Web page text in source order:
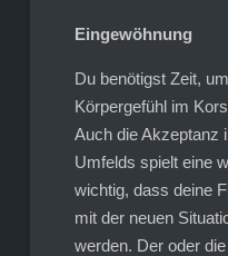
Eingewöhnung
Du benötigst Zeit,
Körpergefühl im
Auch die Akzeptanz
Umfelds spielt eine
wichtig, dass deine
mit der neuen
werden. Der oder